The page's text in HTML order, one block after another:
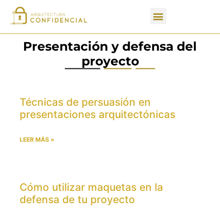
Presentación y defensa del
proyecto
Técnicas de persuasión en
presentaciones arquitectónicas
LEER MÁS »
Cómo utilizar maquetas en la
defensa de tu proyecto